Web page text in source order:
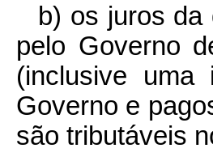
b) os juros
pelo Governo
(inclusive uma
Governo e
são tributáveis